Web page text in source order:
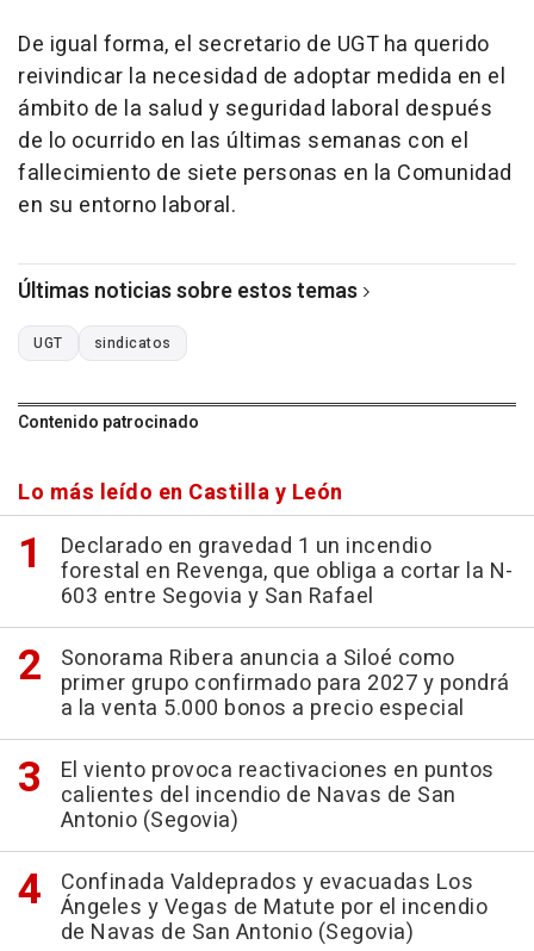
De igual forma, el secretario de UGT ha querido
reivindicar la necesidad de adoptar medida en el
ámbito de la salud y seguridad laboral después
de lo ocurrido en las últimas semanas con el
fallecimiento de siete personas en la Comunidad
en su entorno laboral.
Últimas noticias sobre estos temas
UGT sindicatos
Contenido patrocinado
Lo más leído en Castilla y León
Declarado en gravedad 1 un incendio
forestal en Revenga, que obliga a cortar la N-
603 entre Segovia y San Rafael
Sonorama Ribera anuncia a Siloé como
primer grupo confirmado para 2027 y pondrá
a la venta 5.000 bonos a precio especial
El viento provoca reactivaciones en puntos
calientes del incendio de Navas de San
Antonio (Segovia)
Confinada Valdeprados y evacuadas Los
Ángeles y Vegas de Matute por el incendio
de Navas de San Antonio (Segovia)